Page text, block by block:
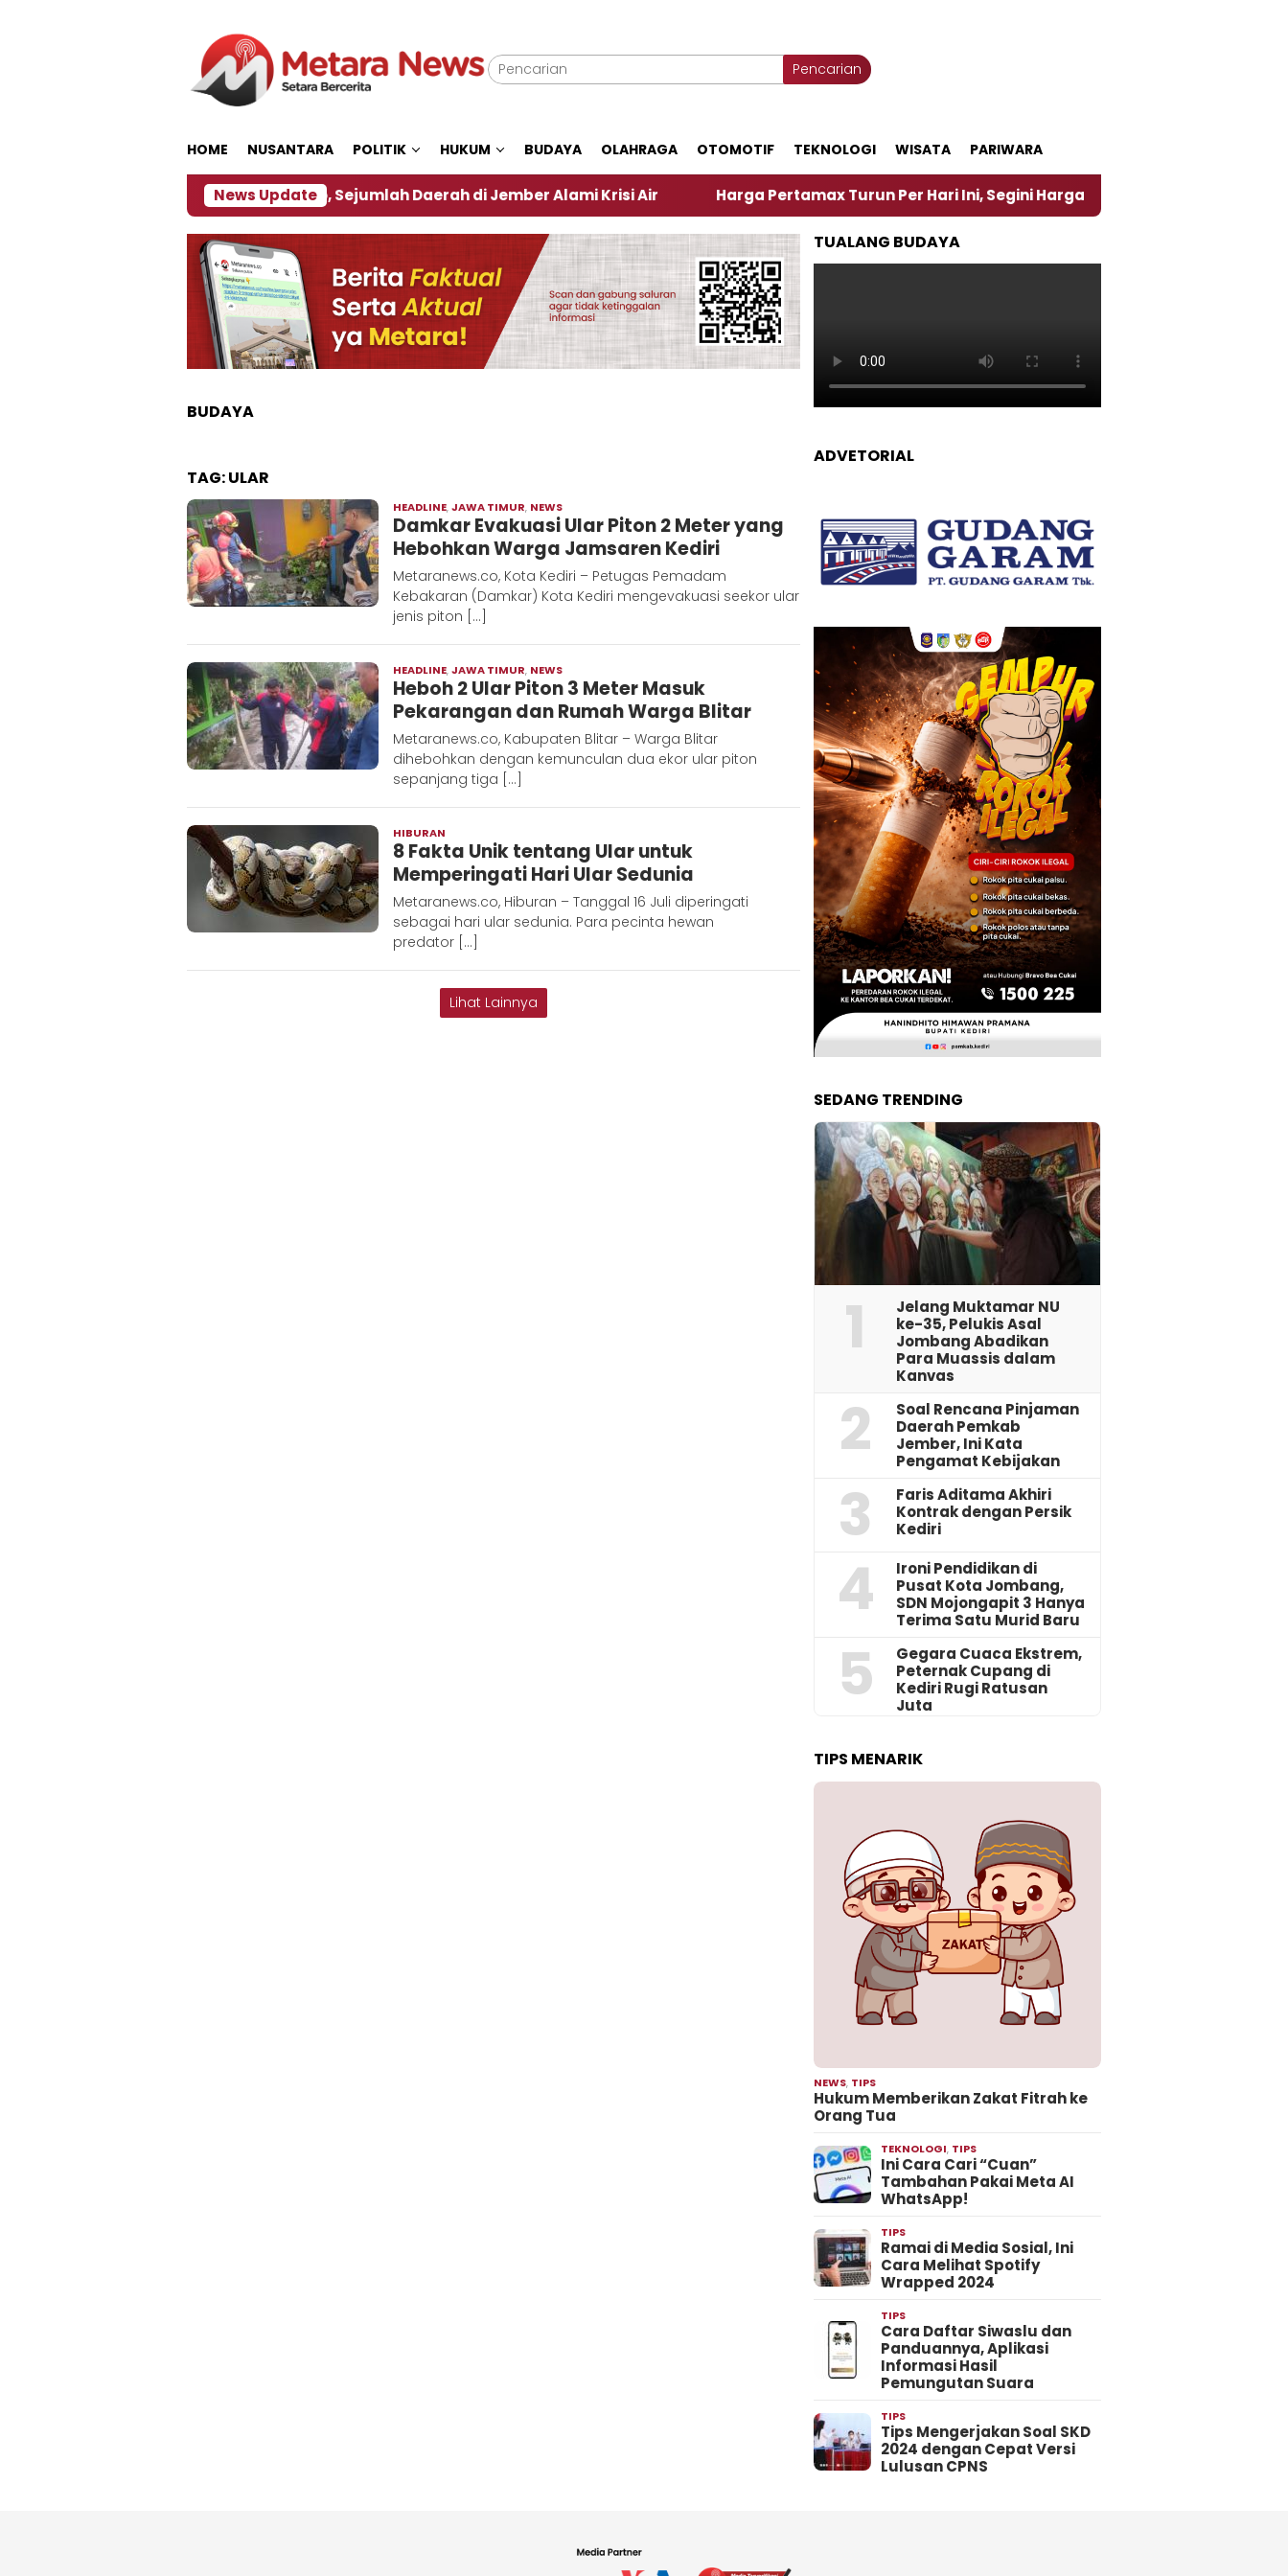
Pencarian
HOME NUSANTARA POLITIK HUKUM BUDAYA OLAHRAGA OTOMOTIF TEKNOLOGI WISATA PARIWARA
News Update
Dampak El Nino, Sejumlah Daerah di Jember Alami Krisi Air Harga Pertamax Turun Per Hari Ini, Segini Harganya ‎Nasirun Maestro Lukis
BUDAYA
TAG:ULAR
HEADLINE,JAWA TIMUR, NEWS
Hadi
Damkar Evakuasi Ular Piton 2 Meter yang
Hebohkan Warga Jamsaren Kediri
Metaranews.co, Kota Kediri – Petugas Pemadam
Kebakaran (Damkar) Kota Kediri mengevakuasi seekor ular
jenis piton […]
HEADLINE,JAWA TIMUR, NEWS
Hadi
Heboh 2 Ular Piton 3 Meter Masuk
Pekarangan dan Rumah Warga Blitar
Metaranews.co, Kabupaten Blitar – Warga Blitar
dihebohkan dengan kemunculan dua ekor ular piton
sepanjang tiga […]
HIBURAN
8 Fakta Unik tentang Ular untuk
Memperingati Hari Ular Sedunia
Metaranews.co, Hiburan – Tanggal 16 Juli diperingati
sebagai hari ular sedunia. Para pecinta hewan
predator […]
Lihat Lainnya
TUALANG BUDAYA
ADVETORIAL
SEDANG TRENDING
1
Jelang Muktamar NU
ke-35, Pelukis Asal
Jombang Abadikan
Para Muassis dalam
Kanvas
2
‎Soal Rencana Pinjaman
Daerah Pemkab
Jember, Ini Kata
Pengamat Kebijakan ‎
3
Faris Aditama Akhiri
Kontrak dengan Persik
Kediri
4
Ironi Pendidikan di
Pusat Kota Jombang,
SDN Mojongapit 3 Hanya
Terima Satu Murid Baru
5
‎Gegara Cuaca Ekstrem,
Peternak Cupang di
Kediri Rugi Ratusan
Juta
TIPS MENARIK
NEWS, TIPS
Hukum Memberikan Zakat Fitrah ke
Orang Tua
TEKNOLOGI, TIPS
Ini Cara Cari “Cuan”
Tambahan Pakai Meta AI
WhatsApp!
TIPS
Ramai di Media Sosial, Ini
Cara Melihat Spotify
Wrapped 2024
TIPS
Cara Daftar Siwaslu dan
Panduannya, Aplikasi
Informasi Hasil
Pemungutan Suara
TIPS
Tips Mengerjakan Soal SKD
2024 dengan Cepat Versi
Lulusan CPNS